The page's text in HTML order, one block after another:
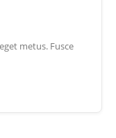
metus. Fusce